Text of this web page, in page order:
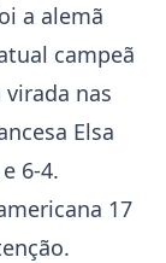
a alemã
campeã
virada nas
Elsa
6-4.
17